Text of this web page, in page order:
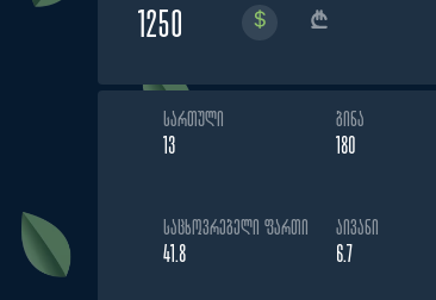
1250
ᲡᲐᲠᲗᲣᲚᲘ
13
ᲑᲘᲜᲐ
180
ᲡᲐᲪᲮᲝᲕᲠᲔᲑᲔᲚᲘ ᲤᲐᲠᲗᲘ
41.8
ᲐᲘᲕᲐᲜᲘ
6.7